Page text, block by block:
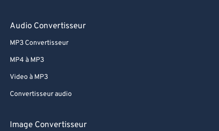
Audio Convertisseur
MP3 Convertisseur
MP4 à MP3
Video à MP3
Convertisseur audio
Image Convertisseur